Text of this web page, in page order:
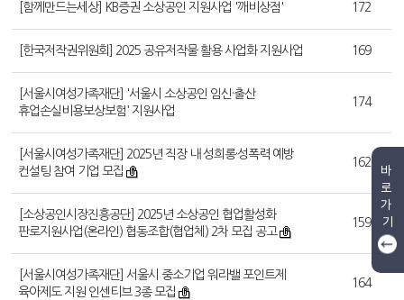
[함께만드는세상] KB증권 소상공인 지원사업 '깨비상점' 172
[한국저작권위원회] 2025 공유저작물 활용 사업화 지원사업 169
[서울시여성가족재단] '서울시 소상공인 임신·출산
휴업손실비용보상보험' 지원사업
174
[서울시여성가족재단] 2025년 직장 내 성희롱·성폭력 예방
컨설팅 참여 기업 모집
162
[소상공인시장진흥공단] 2025년 소상공인 협업활성화
판로지원사업(온라인) 협동조합(협업체) 2차 모집 공고
159
[서울시여성가족재단] 서울시 중소기업 워라밸 포인트제
육아제도 지원 인센티브 3종 모집
164
바
로
가
기